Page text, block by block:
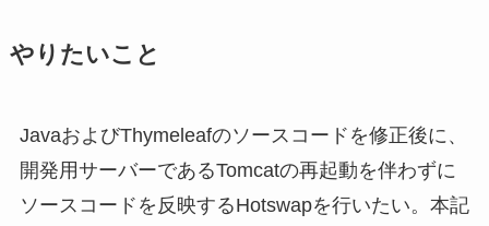
やりたいこと
JavaおよびThymeleafのソースコードを修正後に、
開発用サーバーであるTomcatの再起動を伴わずに
ソースコードを反映するHotswapを行いたい。本記